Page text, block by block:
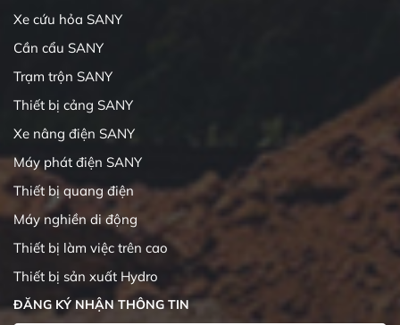
Xe cứu hỏa SANY
Cần cẩu SANY
Trạm trộn SANY
Thiết bị cảng SANY
Xe nâng điện SANY
Máy phát điện SANY
Thiết bị quang điện
Máy nghiền di động
Thiết bị làm việc trên cao
Thiết bị sản xuất Hydro
ĐĂNG KÝ NHẬN THÔNG TIN